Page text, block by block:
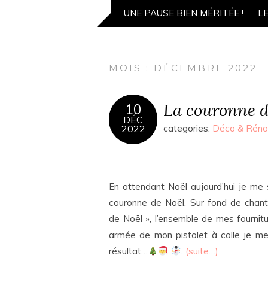
UNE PAUSE BIEN MÉRITÉE !
MOIS : DÉCEMBRE 2022
10
DÉC
2022
La couronne
categories: Déco & Réno
En attendant Noël aujourd’hui je
couronne de Noël. Sur fond de
de Noël », l’ensemble de mes
armée de mon pistolet à colle je
résultat…
. (suite…)